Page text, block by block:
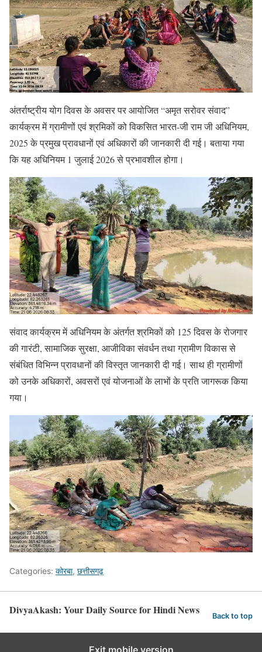
अंतर्राष्ट्रीय योग दिवस के अवसर पर आयोजित “अमृत सरोवर संवाद”
कार्यक्रम में ग्रामीणों एवं श्रमिकों को विकसित भारत-जी राम जी अधिनियम,
2025 के प्रमुख प्रावधानों एवं अधिकारों की जानकारी दी गई। बताया गया
कि यह अधिनियम 1 जुलाई 2026 से प्रभावशील होगा।
संवाद कार्यक्रम में अधिनियम के अंतर्गत श्रमिकों को 125 दिवस के रोजगार
की गारंटी, सामाजिक सुरक्षा, आजीविका संवर्धन तथा ग्रामीण विकास से
संबंधित विभिन्न प्रावधानों की विस्तृत जानकारी दी गई। साथ ही ग्रामीणों
को उनके अधिकारों, अवसरों एवं योजनाओं के लाभों के प्रति जागरूक किया
गया।
Categories: कोरबा, छत्तीसगढ़
DivyaAkash: Your Daily Source for Hindi News Back to top
Exit mobile version